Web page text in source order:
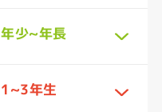
年少~年長
1~3年生